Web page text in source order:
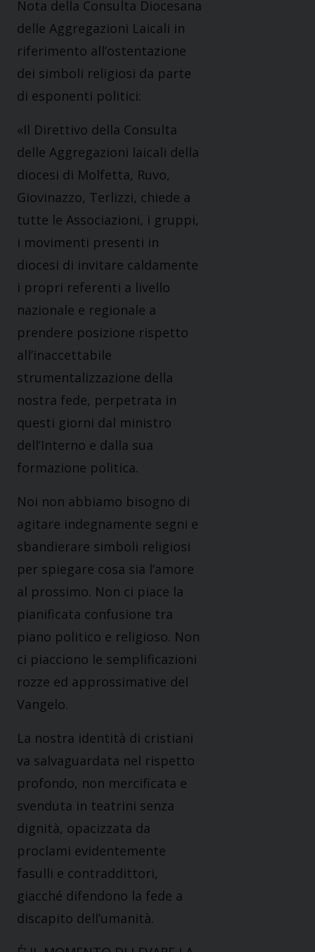
Nota della Consulta Diocesana
delle Aggregazioni Laicali in
riferimento all’ostentazione
dei simboli religiosi da parte
di esponenti politici:
«Il Direttivo della Consulta
delle Aggregazioni laicali della
diocesi di Molfetta, Ruvo,
Giovinazzo, Terlizzi, chiede a
tutte le Associazioni, i gruppi,
i movimenti presenti in
diocesi di invitare caldamente
i propri referenti a livello
nazionale e regionale a
prendere posizione rispetto
all’inaccettabile
strumentalizzazione della
nostra fede, perpetrata in
questi giorni dal ministro
dell’Interno e dalla sua
formazione politica.
Noi non abbiamo bisogno di
agitare indegnamente segni e
sbandierare simboli religiosi
per spiegare cosa sia l’amore
al prossimo. Non ci piace la
pianificata confusione tra
piano politico e religioso. Non
ci piacciono le semplificazioni
rozze ed approssimative del
Vangelo.
La nostra identità di cristiani
va salvaguardata nel rispetto
profondo, non mercificata e
svenduta in teatrini senza
dignità, opacizzata da
proclami evidentemente
fasulli e contraddittori,
giacché difendono la fede a
discapito dell’umanità.